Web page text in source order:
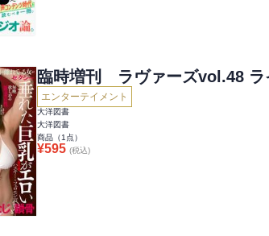
臨時増刊
エンターテイメント
大洋図書
大洋図書
商品（1 点）
¥595 (税込)